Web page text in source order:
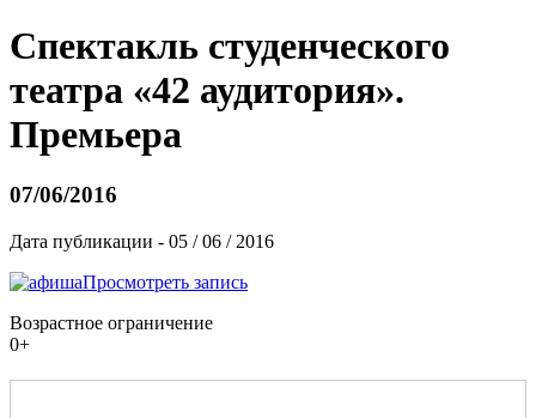
Спектакль студенческого
театра «42 аудитория».
Премьера
07/06/2016
Дата публикации - 05 / 06 / 2016
Просмотреть запись
Возрастное ограничение
0+